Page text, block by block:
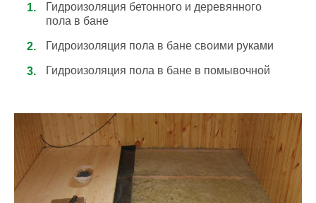
Гидроизоляция бетонного и деревянного
пола в бане
Гидроизоляция пола в бане своими руками
Гидроизоляция пола в бане в помывочной